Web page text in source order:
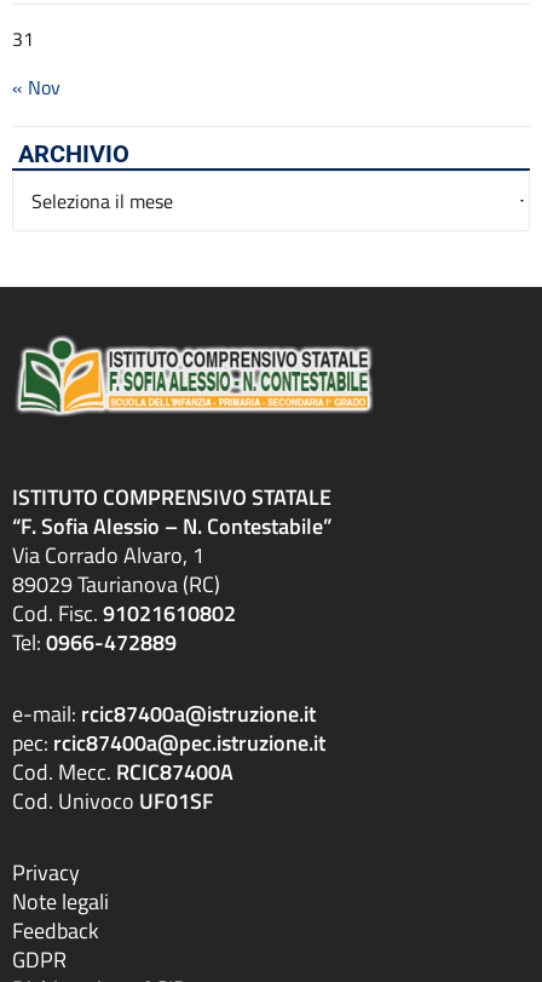
31
« Nov
ARCHIVIO
Archivio
ISTITUTO COMPRENSIVO STATALE
“F. Sofia Alessio – N. Contestabile”
Via Corrado Alvaro, 1
89029 Taurianova (RC)
Cod. Fisc.91021610802
Tel:0966-472889
e-mail: rcic87400a@istruzione.it
pec: rcic87400a@pec.istruzione.it
Cod. Mecc. RCIC87400A
Cod. Univoco UF01SF
Privacy
Note legali
Feedback
GDPR